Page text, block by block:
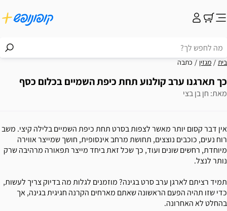
בית מגזין כתבה
כך תארגנו ערב קולנוע תחת כיפת השמיים בכלום כסף
מאת: חן בן בצי
אין דבר קסום יותר מאשר לצפות בסרט תחת כיפת השמיים בלילה קיצי. משב
רוח נעים, כוכבים נוצצים, תחושת מרחב אינסופית, חושך שמייצר אווירה
מיוחדת, רחשים שונים ועוד, כך שכל זאת ביחד מייצר תפאורה מרהיבה שרק
נותר לנצל.
תמיד רציתם לארגן ערב סרט בגינה? מוזמנים לגלות מה בדיוק צריך לעשות,
כדי שזו תהיה הפעם הראשונה שאתם מארחים הקרנה חגיגית בגינה, אך
בהחלט לא האחרונה.